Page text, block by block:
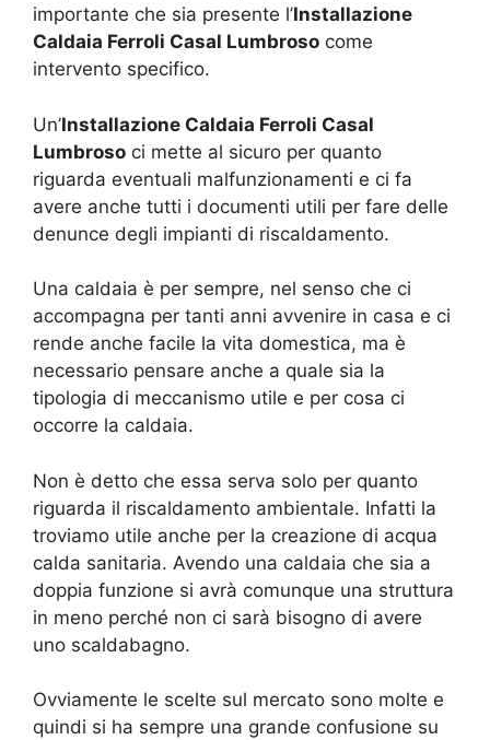
importante che sia presente l’Installazione
Caldaia Ferroli Casal Lumbroso come
intervento specifico.
Un’Installazione Caldaia Ferroli Casal
Lumbroso ci mette al sicuro per quanto
riguarda eventuali malfunzionamenti e ci fa
avere anche tutti i documenti utili per fare delle
denunce degli impianti di riscaldamento.
Una caldaia è per sempre, nel senso che ci
accompagna per tanti anni avvenire in casa e ci
rende anche facile la vita domestica, ma è
necessario pensare anche a quale sia la
tipologia di meccanismo utile e per cosa ci
occorre la caldaia.
Non è detto che essa serva solo per quanto
riguarda il riscaldamento ambientale. Infatti la
troviamo utile anche per la creazione di acqua
calda sanitaria. Avendo una caldaia che sia a
doppia funzione si avrà comunque una struttura
in meno perché non ci sarà bisogno di avere
uno scaldabagno.
Ovviamente le scelte sul mercato sono molte e
quindi si ha sempre una grande confusione su